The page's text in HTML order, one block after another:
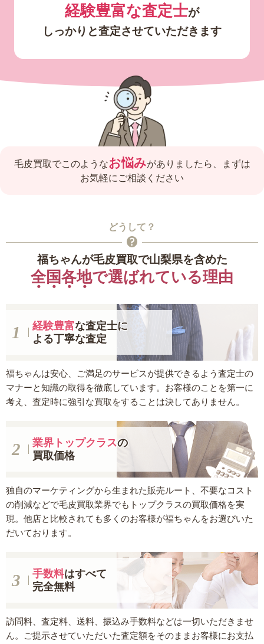
経験豊富な査定士が
しっかりと査定させていただきます
毛皮買取でこのようなお悩みがありましたら、
まずは
お気軽にご相談ください
どうして？
福ちゃんが毛皮買取で山梨県を含めた
全国各地で選ばれている理由
経験豊富な査定士に
よる丁寧な査定
福ちゃんは安心、ご満足のサービスが提供できるよう査定士の
マナーと知識の取得を徹底しています。お客様のことを第一に
考え、査定時に強引な買取をすることは決してありません。
業界トップクラスの
買取価格
独自のマーケティングから生まれた販売ルート、不要なコスト
の削減などで毛皮買取業界でもトップクラスの買取価格を実
現。他店と比較されても多くのお客様が福ちゃんをお選びいた
だいております。
手数料はすべて
完全無料
訪問料、査定料、送料、振込み手数料などは一切いただきませ
ん。ご提示させていただいた査定額をそのままお客様にお支払